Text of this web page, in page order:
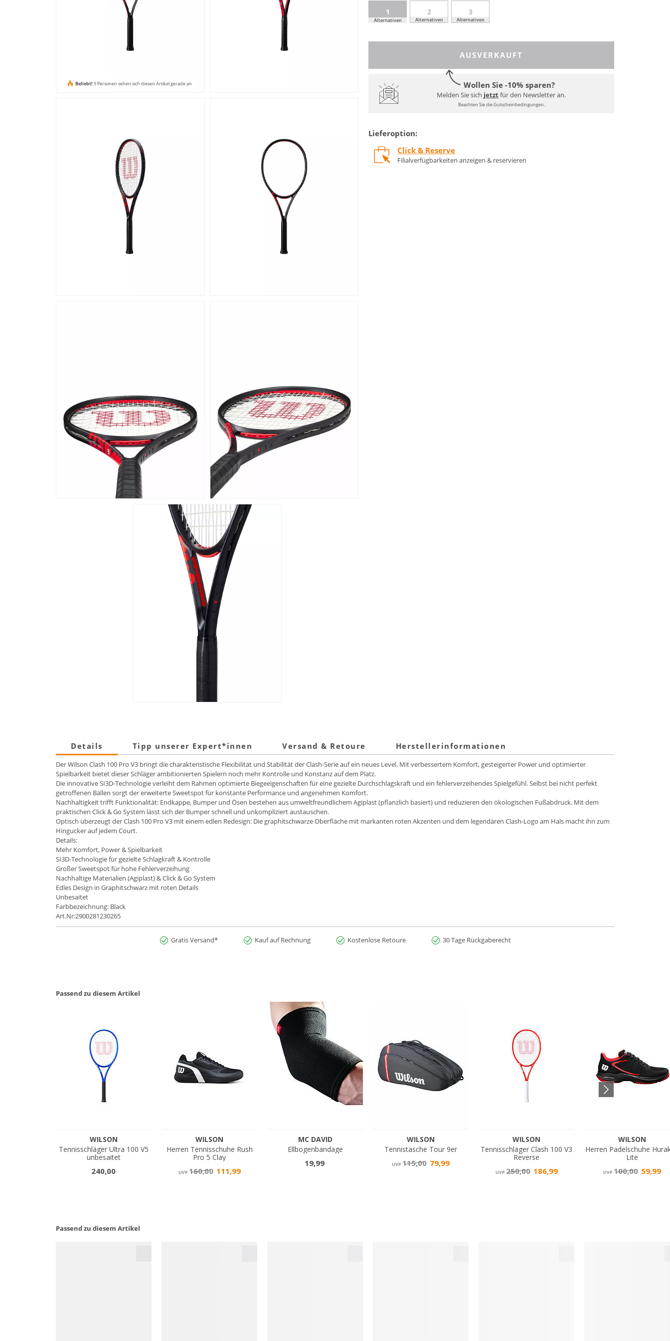
Beliebt! 9 Personen sehen sich diesen Artikel gerade an
1
Alternativen
2
Alternativen
3
Alternativen
AUSVERKAUFT
Wollen Sie -10% sparen?
Melden Sie sich jetztfür den Newsletter an.
Beachten Sie die Gutscheinbedingungen.
Lieferoption:
Click & Reserve
Filialverfügbarkeiten anzeigen & reservieren
Details Tipp unserer Expert*innen Versand & Retoure Herstellerinformationen
Der Wilson Clash 100 Pro V3 bringt die charakteristische Flexibilität und Stabilität der Clash-Serie auf ein neues Level. Mit verbessertem Komfort, gesteigerter Power und optimierter
Spielbarkeit bietet dieser Schläger ambitionierten Spielern noch mehr Kontrolle und Konstanz auf dem Platz.
Die innovative SI3D-Technologie verleiht dem Rahmen optimierte Biegeeigenschaften für eine gezielte Durchschlagskraft und ein fehlerverzeihendes Spielgefühl. Selbst bei nicht perfekt
getroffenen Bällen sorgt der erweiterte Sweetspot für konstante Performance und angenehmen Komfort.
Nachhaltigkeit trifft Funktionalität: Endkappe, Bumper und Ösen bestehen aus umweltfreundlichem Agiplast (pflanzlich basiert) und reduzieren den ökologischen Fußabdruck. Mit dem
praktischen Click & Go System lässt sich der Bumper schnell und unkompliziert austauschen.
Optisch überzeugt der Clash 100 Pro V3 mit einem edlen Redesign: Die graphitschwarze Oberfläche mit markanten roten Akzenten und dem legendären Clash-Logo am Hals macht ihn zum
Hingucker auf jedem Court.
Details:
Mehr Komfort, Power & Spielbarkeit
SI3D-Technologie für gezielte Schlagkraft & Kontrolle
Großer Sweetspot für hohe Fehlerverzeihung
Nachhaltige Materialien (Agiplast) & Click & Go System
Edles Design in Graphitschwarz mit roten Details
Unbesaitet
Farbbezeichnung: Black
Art.Nr:2900281230265
Gratis Versand* Kauf auf Rechnung Kostenlose Retoure 30 Tage Rückgaberecht
Passend zu diesem Artikel
Passend zu diesem Artikel